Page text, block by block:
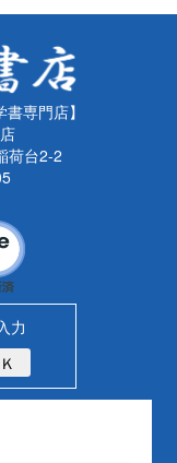
専門店】
荷台2-2
力